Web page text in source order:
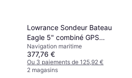
Lowrance Sondeur Bateau
Eagle 5" combiné GPS
sondeur avec sonde Splitshot
HD Noir
Navigation maritime
377,76 €
Ou 3 paiements de 125,92 €
2 magasins